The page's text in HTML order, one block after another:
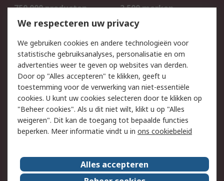
750.000 producten
2.500 merken
Bestellen
Inkoopoplossingen
Track & Trace
Wettelijk
Cookiebeleid
Email veiligheid
Privacybeleid
Websitevoorwaarden
Algemene
verkoopvoorwaarden
Over RS
RS Group Over ons
We respecteren uw privacy
We gebruiken cookies en andere technologieën voor
statistische gebruiksanalyses, personalisatie en om
advertenties weer te geven op websites van derden.
Door op "Alles accepteren" te klikken, geeft u
toestemming voor de verwerking van niet-essentiële
cookies. U kunt uw cookies selecteren door te klikken op
"Beheer cookies". Als u dit niet wilt, klikt u op "Alles
weigeren". Dit kan de toegang tot bepaalde functies
beperken. Meer informatie vindt u in ons cookiebeleid
Alles accepteren